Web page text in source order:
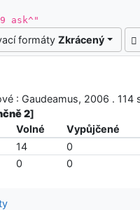
ask^"
formáty Zkrácený
: Gaudeamus, 2006 . 114
2]
Volné Vypůjčené
14 0
0 0